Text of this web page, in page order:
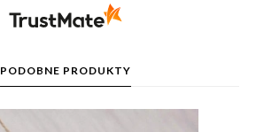
PODOBNE PRODUKTY